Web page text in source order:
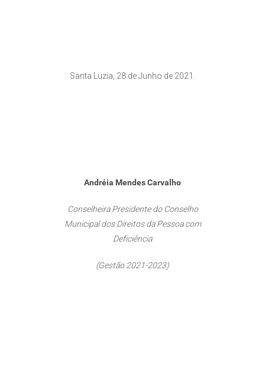
Santa Luzia, 28 de Junho de 2021.
Andréia Mendes Carvalho
Conselheira Presidente do Conselho
Municipal dos Direitos da Pessoa com
Deficiência
(Gestão 2021-2023)